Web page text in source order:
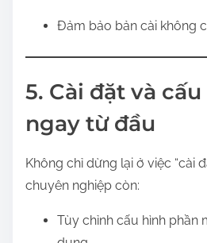
Đảm bảo bản cài không
5. Cài đặt và
ngay từ đầu
Không chỉ dừng lại ở việc “cài
chuyên nghiệp còn:
Tùy chỉnh cấu hình phần